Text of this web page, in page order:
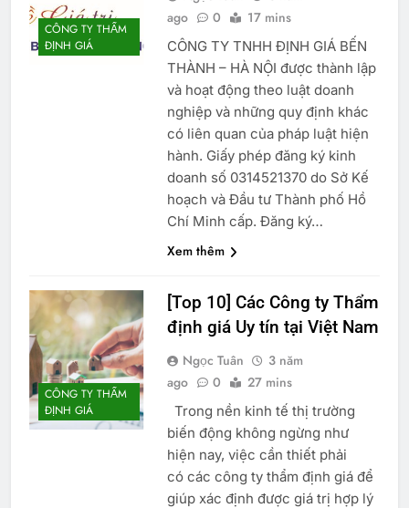
CÔNG TY THẨM
ĐỊNH GIÁ
ago
0 17 mins
CÔNG TY TNHH ĐỊNH GIÁ BẾN
THÀNH – HÀ NỘI được thành lập
và hoạt động theo luật doanh
nghiệp và những quy định khác
có liên quan của pháp luật hiện
hành. Giấy phép đăng ký kinh
doanh số 0314521370 do Sở Kế
hoạch và Đầu tư Thành phố Hồ
Chí Minh cấp. Đăng ký…
Xem thêm
CÔNG TY THẨM
ĐỊNH GIÁ
[Top 10] Các Công ty Thẩm
định giá Uy tín tại Việt Nam
Ngọc Tuân
3 năm
ago
0 27 mins
Trong nền kinh tế thị trường
biến động không ngừng như
hiện nay, việc cần thiết phải
có các công ty thẩm định giá để
giúp xác định được giá trị hợp lý